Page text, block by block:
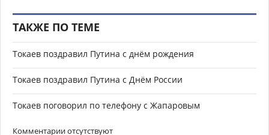
ТАКЖЕ ПО ТЕМЕ
Токаев поздравил Путина с днём рождения
Токаев поздравил Путина с Днём России
Токаев поговорил по телефону с Жапаровым
Комментарии отсутствуют